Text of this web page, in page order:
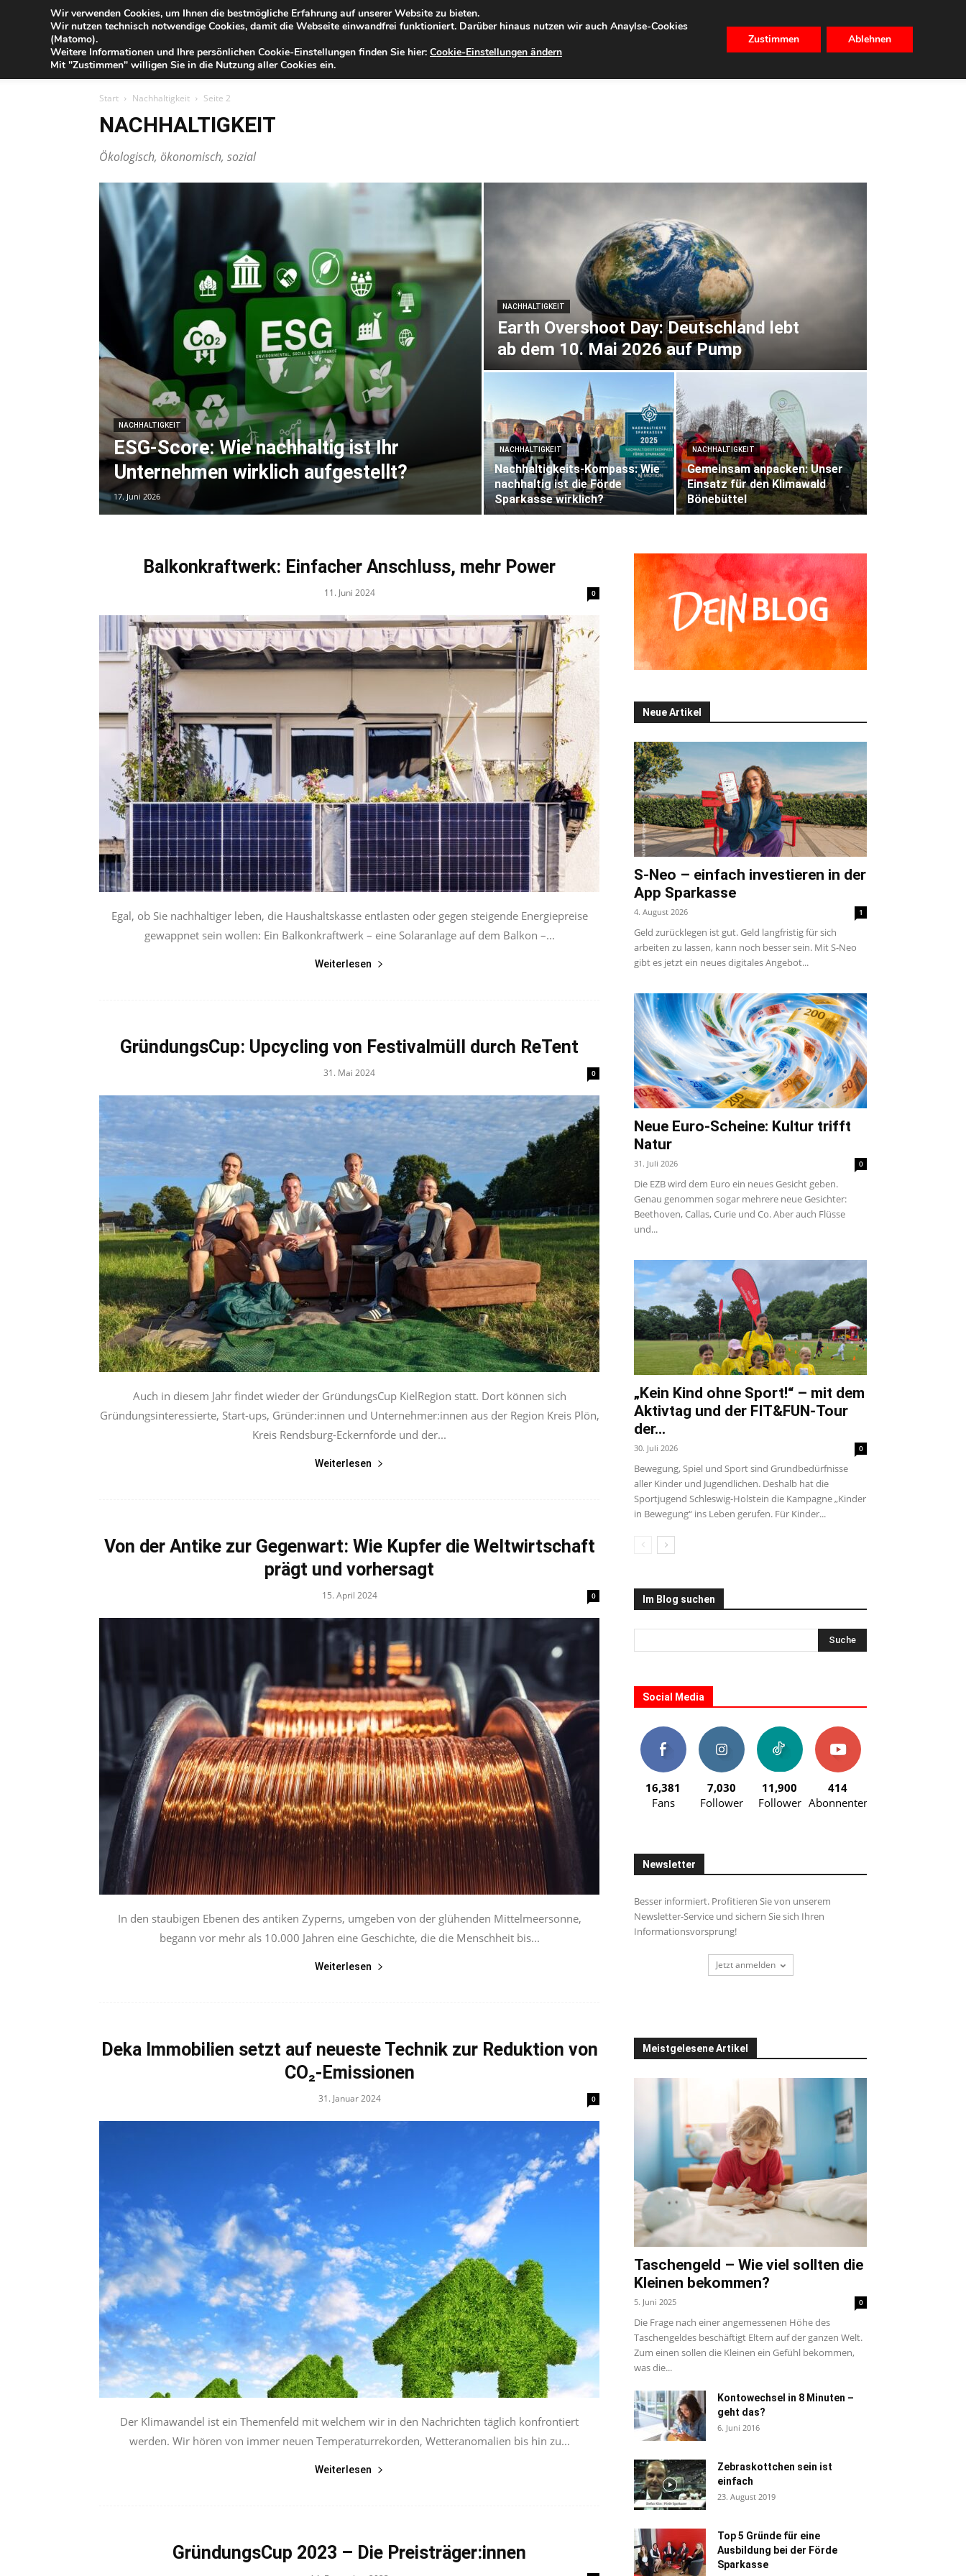
Blog
der
Sparkasse
Freitag, 07.08.2026 Zur Internet-Filiale der Förde Sparkasse
IHR GELD IHRE REGION WERTPAPIERE FIRMENKUNDEN IMMOBILIEN
Start Nachhaltigkeit Seite 2
NACHHALTIGKEIT
Ökologisch, ökonomisch, sozial
NACHHALTIGKEIT
ESG-Score: Wie nachhaltig ist Ihr
Unternehmen wirklich aufgestellt?
17. Juni 2026
NACHHALTIGKEIT
Earth Overshoot Day: Deutschland lebt
ab dem 10. Mai 2026 auf Pump
NACHHALTIGKEIT
Nachhaltigkeits-Kompass: Wie
nachhaltig ist die Förde
Sparkasse wirklich?
NACHHALTIGKEIT
Gemeinsam anpacken: Unser
Einsatz für den Klimawald
Bönebüttel
Balkonkraftwerk: Einfacher Anschluss, mehr Power
11. Juni 2024 0
Egal, ob Sie nachhaltiger leben, die Haushaltskasse entlasten oder gegen steigende Energiepreise
gewappnet sein wollen: Ein Balkonkraftwerk – eine Solaranlage auf dem Balkon –...
Weiterlesen
GründungsCup: Upcycling von Festivalmüll durch ReTent
31. Mai 2024 0
Auch in diesem Jahr findet wieder der GründungsCup KielRegion statt. Dort können sich
Gründungsinteressierte, Start-ups, Gründer:innen und Unternehmer:innen aus der Region Kreis Plön,
Kreis Rendsburg-Eckernförde und der...
Weiterlesen
Von der Antike zur Gegenwart: Wie Kupfer die Weltwirtschaft
prägt und vorhersagt
15. April 2024 0
In den staubigen Ebenen des antiken Zyperns, umgeben von der glühenden Mittelmeersonne,
begann vor mehr als 10.000 Jahren eine Geschichte, die die Menschheit bis...
Weiterlesen
Deka Immobilien setzt auf neueste Technik zur Reduktion von
CO₂-Emissionen
31. Januar 2024 0
Der Klimawandel ist ein Themenfeld mit welchem wir in den Nachrichten täglich konfrontiert
werden. Wir hören von immer neuen Temperaturrekorden, Wetteranomalien bis hin zu...
Weiterlesen
GründungsCup 2023 – Die Preisträger:innen
Neue Artikel
S-Neo – einfach investieren in der
App Sparkasse
4. August 2026 1
Geld zurücklegen ist gut. Geld langfristig für sich
arbeiten zu lassen, kann noch besser sein. Mit S-Neo
gibt es jetzt ein neues digitales Angebot...
Neue Euro-Scheine: Kultur trifft
Natur
31. Juli 2026 0
Die EZB wird dem Euro ein neues Gesicht geben.
Genau genommen sogar mehrere neue Gesichter:
Beethoven, Callas, Curie und Co. Aber auch Flüsse
und...
„Kein Kind ohne Sport!“ – mit dem
Aktivtag und der FIT&FUN-Tour
der...
30. Juli 2026 0
Bewegung, Spiel und Sport sind Grundbedürfnisse
aller Kinder und Jugendlichen. Deshalb hat die
Sportjugend Schleswig-Holstein die Kampagne „Kinder
in Bewegung“ ins Leben gerufen. Für Kinder...
Im Blog suchen
Social Media
16,381
Fans
7,030
Follower
11,900
Follower
414
Abonnenten
Newsletter
Besser informiert. Profitieren Sie von unserem
Newsletter-Service und sichern Sie sich Ihren
Informationsvorsprung!
Jetzt anmelden
Meistgelesene Artikel
Taschengeld – Wie viel sollten die
Kleinen bekommen?
5. Juni 2025 0
Die Frage nach einer angemessenen Höhe des
Taschengeldes beschäftigt Eltern auf der ganzen Welt.
Zum einen sollen die Kleinen ein Gefühl bekommen,
was die...
Kontowechsel in 8 Minuten –
geht das?
6. Juni 2016
Zebraskottchen sein ist
einfach
23. August 2019
Top 5 Gründe für eine
Ausbildung bei der Förde
Sparkasse
Wir verwenden Cookies, um Ihnen die bestmögliche Erfahrung auf unserer Website zu bieten.
Wir nutzen technisch notwendige Cookies, damit die Webseite einwandfrei funktioniert. Darüber hinaus nutzen wir auch Anaylse-Cookies
(Matomo).
Weitere Informationen und Ihre persönlichen Cookie-Einstellungen finden Sie hier: Cookie-Einstellungen ändern
Mit "Zustimmen" willigen Sie in die Nutzung aller Cookies ein.
Zustimmen Ablehnen